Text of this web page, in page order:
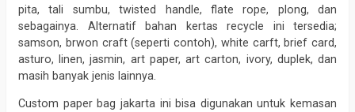
pita, tali sumbu, twisted handle, flate rope, plong, dan
sebagainya. Alternatif bahan kertas recycle ini tersedia;
samson, brwon craft (seperti contoh), white carft, brief card,
asturo, linen, jasmin, art paper, art carton, ivory, duplek, dan
masih banyak jenis lainnya.
Custom paper bag jakarta ini bisa digunakan untuk kemasan